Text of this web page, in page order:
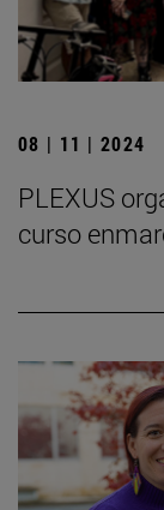
08 | 11 | 2024
PLEXUS
curso